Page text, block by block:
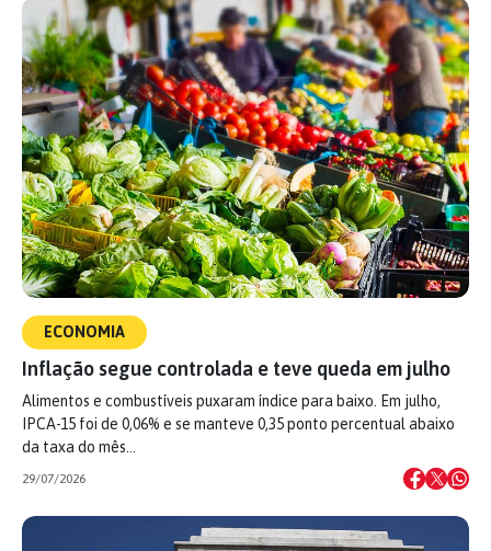
ECONOMIA
Inflação segue controlada e teve queda em julho
Alimentos e combustíveis puxaram índice para baixo. Em julho,
IPCA-15 foi de 0,06% e se manteve 0,35 ponto percentual abaixo
da taxa do mês…
29/07/2026